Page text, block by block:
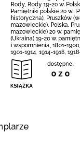
Rody, Rody 19-20 w.
Pamiętniki polskie 20 w.,
historyczna), Pruszków
mazowieckie), Polska,
mazowieckie) 20 w.
(Ukraina) 19-20 w.
i wspomnienia, 1801-
1901-1914, 1914-1918,
dostępne:
0 z 0